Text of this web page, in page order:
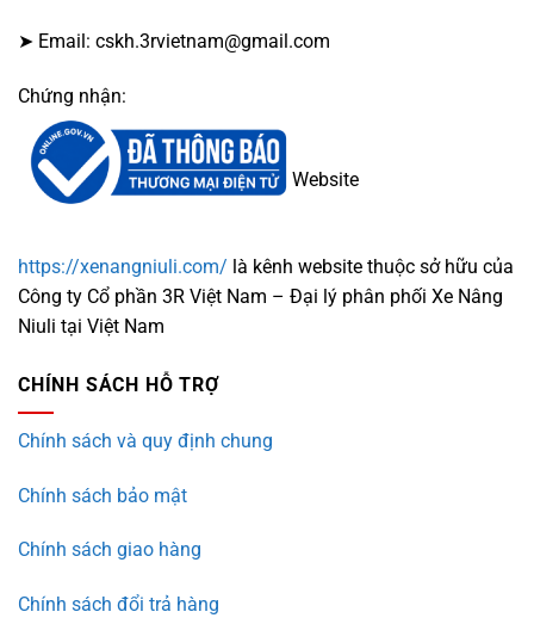
➤ Email: cskh.3rvietnam@gmail.com
Chứng nhận:
Website
https://xenangniuli.com/ là kênh website thuộc sở hữu của
Công ty Cổ phần 3R Việt Nam – Đại lý phân phối Xe Nâng
Niuli tại Việt Nam
CHÍNH SÁCH HỖ TRỢ
Chính sách và quy định chung
Chính sách bảo mật
Chính sách giao hàng
Chính sách đổi trả hàng